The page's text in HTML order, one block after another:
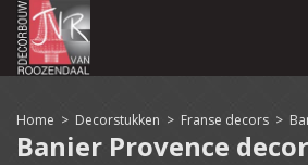
Home > Decorstukken > Franse decors >
Banier Provence